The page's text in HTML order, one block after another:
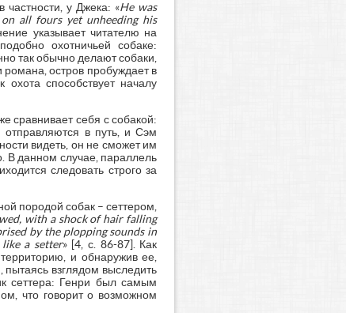
частности, у Джека: «He was
all fours yet unheeding his
указывает читателю на
охотничьей собаке:
так обычно делают собаки,
остров пробуждает в
способствует началу
сравнивает себя с собакой:
отправляются в путь, и Сэм
видеть, он не сможет им
В данном случае, параллель
следовать строго за
породой собак – сеттером,
with a shock of hair falling
by the plopping sounds in
a setter» [4, с. 86-87]. Как
и обнаружив ее,
пытаясь взглядом выследить
сеттера: Генри был самым
что говорит о возможном